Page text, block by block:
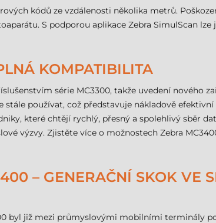
kódů ze vzdálenosti několika metrů.
S podporou aplikace Zebra SimulScan
KOMPATIBILITA
série MC3300, takže uvedení nového
používat, což představuje nákladově efektivní
které chtějí rychlý, přesný a spolehlivý sběr
výzvy. Zjistěte více o možnostech Zebra
– GENERAČNÍ SKOK VE
byl již mezi průmyslovými mobilními terminály